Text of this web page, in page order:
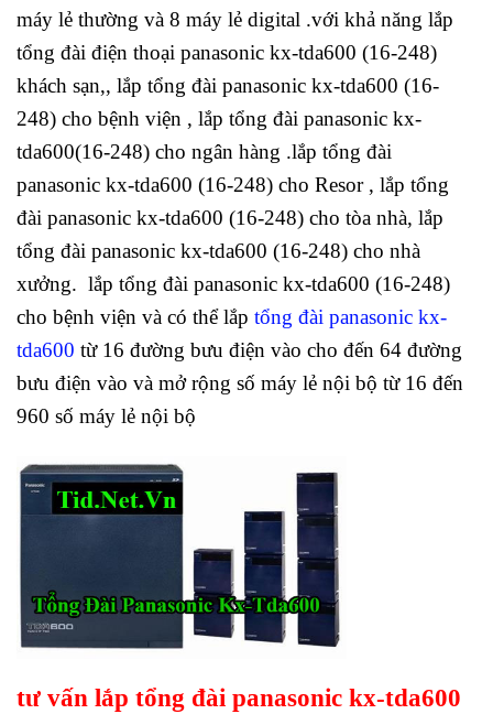
máy lẻ thường và 8 máy lẻ digital .với khả năng lắp
tổng đài điện thoại panasonic kx-tda600 (16-248)
khách sạn,, lắp tổng đài panasonic kx-tda600 (16-
248) cho bệnh viện , lắp tổng đài panasonic kx-
tda600(16-248) cho ngân hàng .lắp tổng đài
panasonic kx-tda600 (16-248) cho Resor , lắp tổng
đài panasonic kx-tda600 (16-248) cho tòa nhà, lắp
tổng đài panasonic kx-tda600 (16-248) cho nhà
xưởng. lắp tổng đài panasonic kx-tda600 (16-248)
cho bệnh viện và có thể lắp tổng đài panasonic kx-
tda600 từ 16 đường bưu điện vào cho đến 64 đường
bưu điện vào và mở rộng số máy lẻ nội bộ từ 16 đến
960 số máy lẻ nội bộ
tư vấn lắp tổng đài panasonic kx-tda600